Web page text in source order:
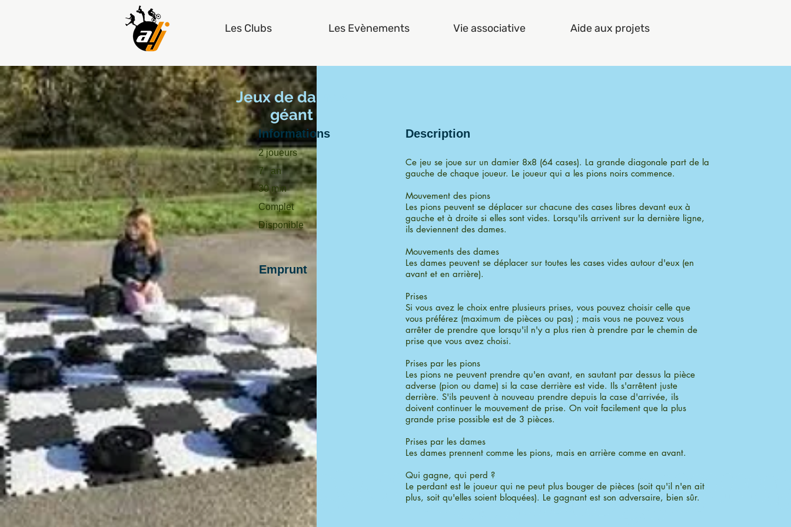
Les Clubs Les Evènements Vie associative Aide aux projets
Informations
2 joueurs
7
an
30 min
Complet
Disponible
Emprunt
Description
Ce jeu se joue sur un damier 8x8 (64 cases). La grande diagonale part de la
gauche de chaque joueur. Le joueur qui a les pions noirs commence.
Mouvement des pions
Les pions peuvent se déplacer sur chacune des cases libres devant eux à
gauche et à droite si elles sont vides. Lorsqu'ils arrivent sur la dernière ligne,
ils deviennent des dames.
Mouvements des dames
Les dames peuvent se déplacer sur toutes les cases vides autour d'eux (en
avant et en arrière).
Prises
Si vous avez le choix entre plusieurs prises, vous pouvez choisir celle que
vous préférez (maximum de pièces ou pas) ; mais vous ne pouvez vous
arrêter de prendre que lorsqu'il n'y a plus rien à prendre par le chemin de
prise que vous avez choisi.
Prises par les pions
Les pions ne peuvent prendre qu'en avant, en sautant par dessus la pièce
adverse (pion ou dame) si la case derrière est vide. Ils s'arrêtent juste
derrière. S'ils peuvent à nouveau prendre depuis la case d'arrivée, ils
doivent continuer le mouvement de prise. On voit facilement que la plus
grande prise possible est de 3 pièces.
Prises par les dames
Les dames prennent comme les pions, mais en arrière comme en avant.
Qui gagne, qui perd ?
Le perdant est le joueur qui ne peut plus bouger de pièces (soit qu'il n'en ait
plus, soit qu'elles soient bloquées). Le gagnant est son adversaire, bien sûr.
Jeux de dames
géant